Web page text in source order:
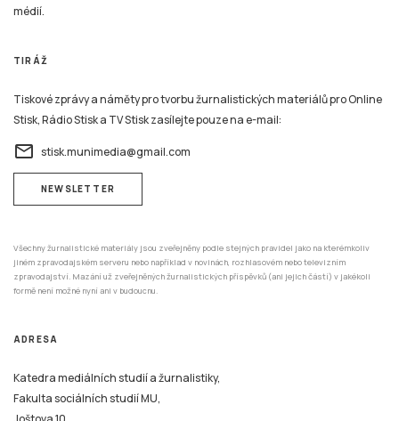
médií.
TIRÁŽ
Tiskové zprávy a náměty pro tvorbu žurnalistických materiálů pro Online
Stisk, Rádio Stisk a TV Stisk zasílejte pouze na e-mail:
email stisk.munimedia@gmail.com
NEWSLETTER
Všechny žurnalistické materiály jsou zveřejněny podle stejných pravidel jako na kterémkoliv
jiném zpravodajském serveru nebo například v novinách, rozhlasovém nebo televizním
zpravodajství. Mazání už zveřejněných žurnalistických příspěvků (ani jejich částí) v jakékoli
formě není možné nyní ani v budoucnu.
ADRESA
Katedra mediálních studií a žurnalistiky,
Fakulta sociálních studií MU,